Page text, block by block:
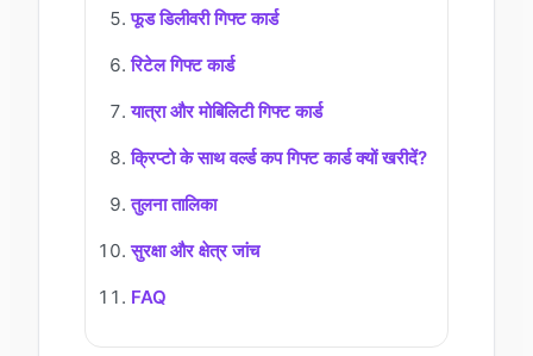
फूड डिलीवरी गिफ्ट कार्ड
रिटेल गिफ्ट कार्ड
यात्रा और मोबिलिटी गिफ्ट कार्ड
क्रिप्टो के साथ वर्ल्ड कप गिफ्ट कार्ड क्यों खरीदें?
तुलना तालिका
सुरक्षा और क्षेत्र जांच
FAQ